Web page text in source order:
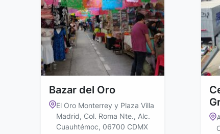
Bazar del Oro
El Oro Monterrey y Plaza Villa
Madrid, Col. Roma Nte., Alc.
Cuauhtémoc, 06700 CDMX